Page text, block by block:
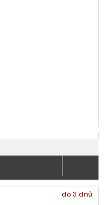
do 3 dnů